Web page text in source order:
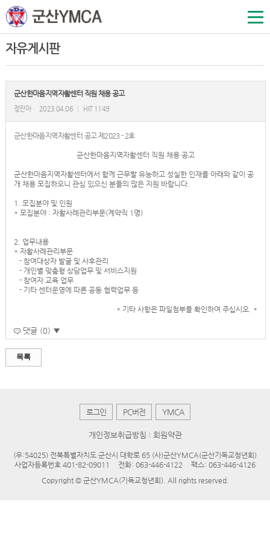
자유게시판
군산한마음지역자활센터 직원 채용 공고
정진아 2023.04.06 HIT 1149
군산한마음지역자활센터 공고 제2023 - 2호
군산한마음지역자활센터 직원 채용 공고
군산한마음지역자활센터에서 함께 근무할 유능하고 성실한 인재를 아래와 같이 공
개 채용 모집하오니 관심 있으신 분들의 많은 지원 바랍니다.
1. 모집분야 및 인원
* 모집분야 : 자활사례관리부문(계약직 1명)
2. 업무내용
* 자활사례관리부문
- 참여대상자 발굴 및 사후관리
- 개인별 맞춤형 상담업무 및 서비스지원
- 참여자 교육 업무
- 기타 센터운영에 따른 공동 협력업무 등
* 기타 사항은 파일첨부를 확인하여 주십시오. *
댓글 (0) ▼
목록
로그인 PC버전 YMCA
개인정보취급방침 회원약관
(우:54025) 전북특별자치도 군산시 대학로 65 (사)군산YMCA(군산기독교청년회)
사업자등록번호 401-82-09011
전화: 063-446-4122
팩스: 063-446-4126
Copyright © 군산YMCA(기독교청년회). All rights reserved.